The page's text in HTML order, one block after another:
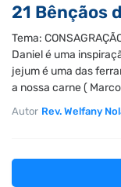
21 Bênçãos
Tema:
Daniel é uma
jejum é uma das
a nossa carne (
Autor Rev. Welfany